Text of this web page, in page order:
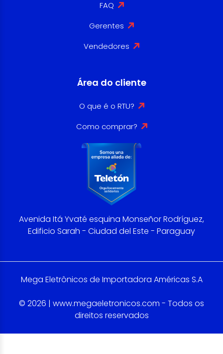
FAQ
Gerentes
Vendedores
Área do cliente
O que é o RTU?
Como comprar?
Avenida Itá Yvaté esquina Monseñor Rodríguez,
Edificio Sarah - Ciudad del Este - Paraguay
Mega Eletrônicos de Importadora Américas S.A
© 2026 | www.megaeletronicos.com - Todos os
direitos reservados